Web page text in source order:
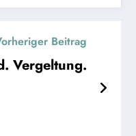
Beitrag
Vergeltung.